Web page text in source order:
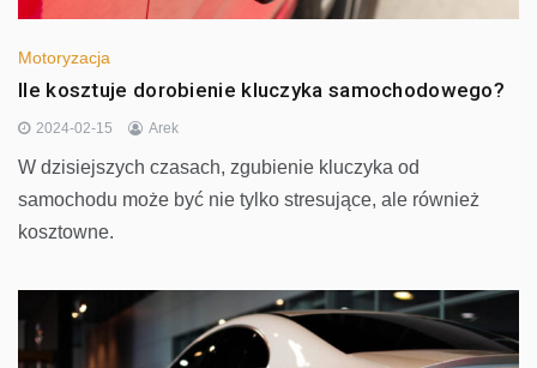
Motoryzacja
Ile kosztuje dorobienie kluczyka samochodowego?
2024-02-15 Arek
W dzisiejszych czasach, zgubienie kluczyka od
samochodu może być nie tylko stresujące, ale również
kosztowne.